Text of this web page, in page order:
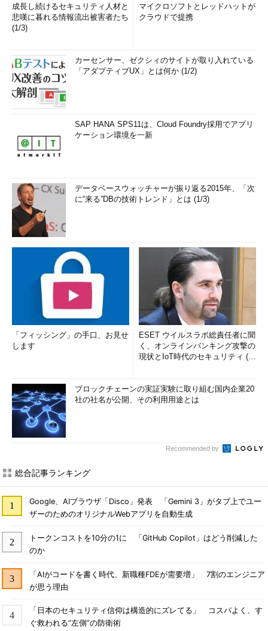
成長し続けるセキュリティ人材と
悲嘆に暮れる情報流出被害者たち
(1/3)
マイクロソフトとレッドハットが
クラウドで提携
カーセンサー、ゼクシィのサイトが取り入れている
「アダプティブUX」とは何か (1/2)
SAP HANA SPS11は、Cloud Foundry採用でアプリ
ケーション環境を一新
データベースウォッチャーが振り返る2015年、「次
に“来る”DBの技術トレンド」とは (1/3)
「フィッシング」の手口、お見せ
します
ESET ウイルスラボ総責任者に聞
く、オンラインバンキング攻撃の
現状とIoT時代のセキュリティ (1/
ブロックチェーンの実証実験に取り組む国内企業20
社の社名が公開、その利用用途とは
Recommended by
総合記事ランキング
Google、AIブラウザ「Disco」発表 「Gemini 3」がタブ上でユー
ザーのためのオリジナルWebアプリを自動生成
トークンコストを10分の1に 「GitHub Copilot」はどう削減した
のか
「AIがコードを書く時代、新職種FDEが需要増」 7割のエンジニア
が思う理由
「日本のセキュリティ信仰は構造的にズレてる」 コスパよく、す
ぐ救われる“左側”の防衛術